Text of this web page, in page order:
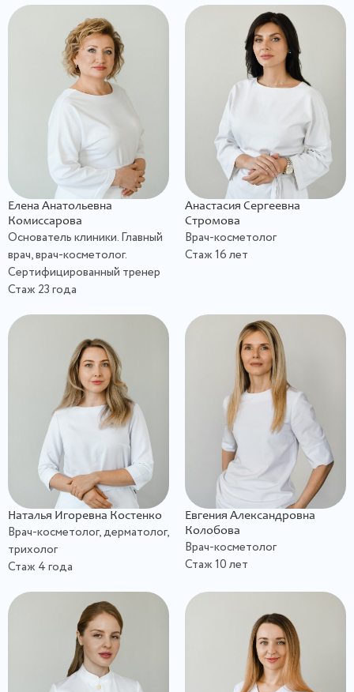
Елена Анатольевна
Комиссарова
Основатель клиники. Главный
врач, врач-косметолог.
Сертифицированный тренер
Стаж 23 года
Анастасия Сергеевна
Стромова
Врач-косметолог
Стаж 16 лет
Наталья Игоревна Костенко
Врач-косметолог, дерматолог,
трихолог
Стаж 4 года
Евгения Александровна
Колобова
Врач-косметолог
Стаж 10 лет